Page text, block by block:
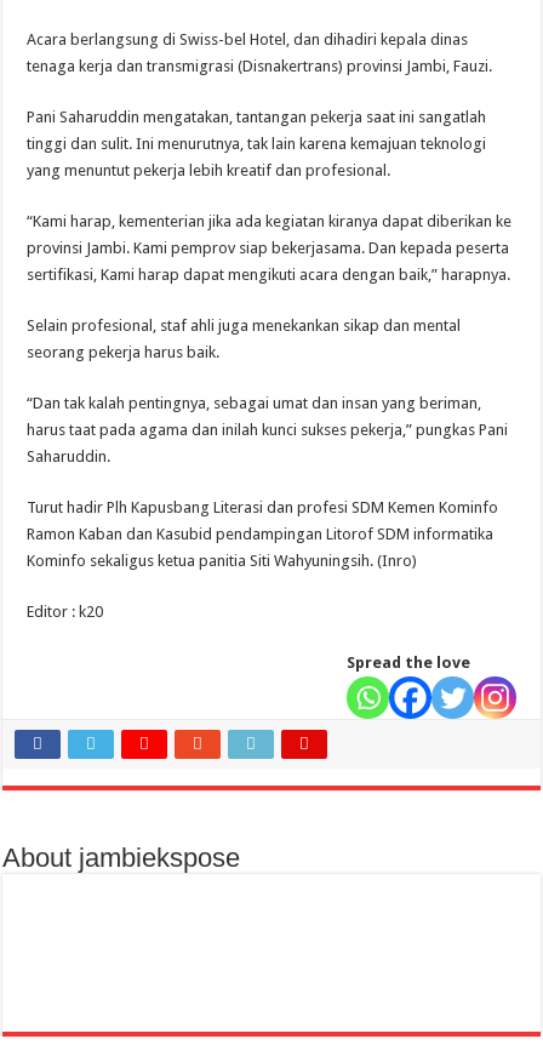
Acara berlangsung di Swiss-bel Hotel, dan dihadiri kepala dinas
tenaga kerja dan transmigrasi (Disnakertrans) provinsi Jambi, Fauzi.
Pani Saharuddin mengatakan, tantangan pekerja saat ini sangatlah
tinggi dan sulit. Ini menurutnya, tak lain karena kemajuan teknologi
yang menuntut pekerja lebih kreatif dan profesional.
“Kami harap, kementerian jika ada kegiatan kiranya dapat diberikan ke
provinsi Jambi. Kami pemprov siap bekerjasama. Dan kepada peserta
sertifikasi, Kami harap dapat mengikuti acara dengan baik,” harapnya.
Selain profesional, staf ahli juga menekankan sikap dan mental
seorang pekerja harus baik.
“Dan tak kalah pentingnya, sebagai umat dan insan yang beriman,
harus taat pada agama dan inilah kunci sukses pekerja,” pungkas Pani
Saharuddin.
Turut hadir Plh Kapusbang Literasi dan profesi SDM Kemen Kominfo
Ramon Kaban dan Kasubid pendampingan Litorof SDM informatika
Kominfo sekaligus ketua panitia Siti Wahyuningsih. (Inro)
Editor : k20
Spread the love
About jambiekspose